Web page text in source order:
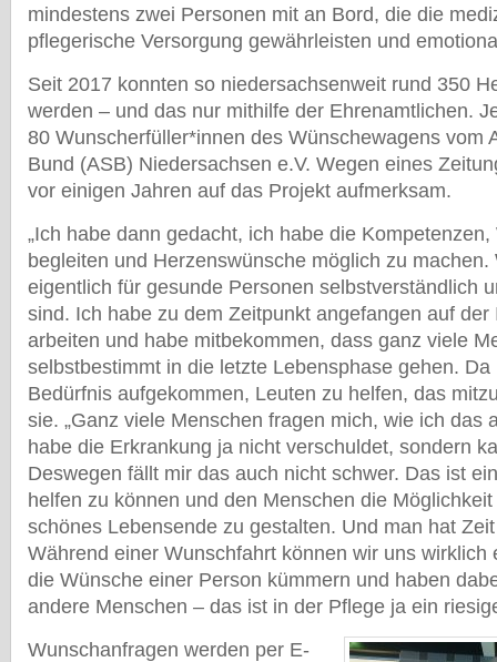
mindestens zwei Personen mit an Bord, die die
pflegerische Versorgung gewährleisten und
Seit 2017 konnten so niedersachsenweit rund 350
werden – und das nur mithilfe der Ehrenamtlichen.
80 Wunscherfü ller*innen des Wünschewagens vom
Bund (ASB) Niedersachsen e.V. Wegen eines
vor einigen Jahren auf das Projekt aufmerksam.
„Ich habe dann gedacht, ich habe die
begleiten und Herzenswünsche möglich zu machen.
eigentlich für gesunde Personen selbstverständlich
sind. Ich habe zu dem Zeitpunkt angefangen auf der
arbeiten und habe mitbekommen, dass ganz viele
selbstbestimmt in die letzte Lebensphase gehen. Da
Bedürfnis aufgekommen, Leuten zu helfen, das
sie. „Ganz viele Menschen fragen mich, wie ich das
habe die Erkrankung ja nicht verschuldet, sondern
Deswegen fä llt mir das auch nicht schwer. Das ist
helfen zu können und den Menschen die Mö
schönes Lebensende zu gestalten. Und man hat
Während einer Wunschfahrt können wir uns wirklich
die Wünsche einer Person kümmern und haben
andere Menschen – das ist in der Pflege ja ein
Wunschanfragen werden per E-